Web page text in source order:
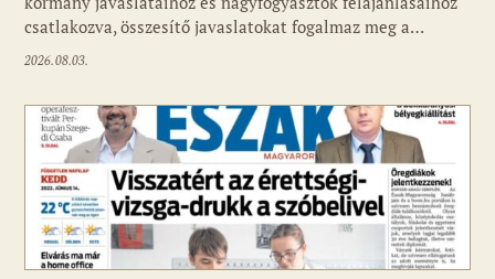
csatlakozva, összesítő javaslatokat fogalmaz meg a…
2026.08.03.